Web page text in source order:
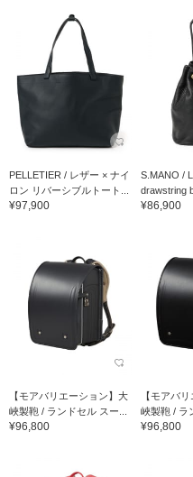
PELLETIER / レザー × ナイ
ロン リバーシブルトート...
¥97,900
S.MANO /
drawstring
¥86,900
【モアバリエーション】大
峽製鞄 / ランドセル スー...
¥96,800
【モアバ
峽製鞄 / ラ
¥96,800